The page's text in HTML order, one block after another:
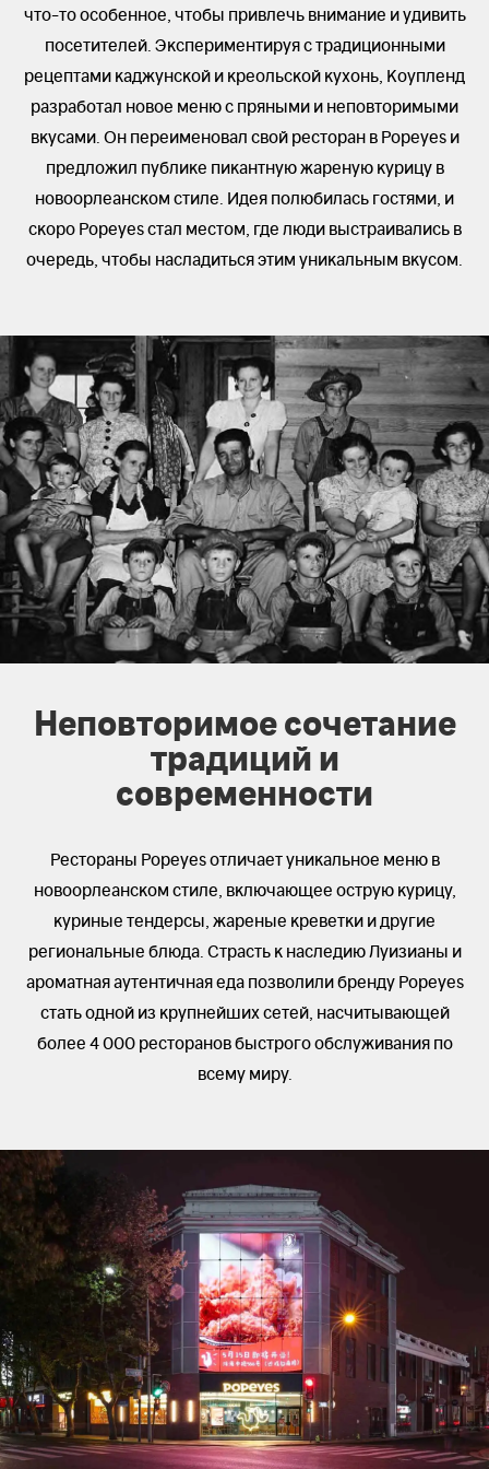
что-то особенное, чтобы привлечь внимание и удивить
посетителей. Экспериментируя с традиционными
рецептами каджунской и креольской кухонь, Коупленд
разработал новое меню с пряными и неповторимыми
вкусами. Он переименовал свой ресторан в Popeyes и
предложил публике пикантную жареную курицу в
новоорлеанском стиле. Идея полюбилась гостями, и
скоро Popeyes стал местом, где люди выстраивались в
очередь, чтобы насладиться этим уникальным вкусом.
Неповторимое сочетание
традиций и
современности
Рестораны Popeyes отличает уникальное меню в
новоорлеанском стиле, включающее острую курицу,
куриные тендерсы, жареные креветки и другие
региональные блюда. Страсть к наследию Луизианы и
ароматная аутентичная еда позволили бренду Popeyes
стать одной из крупнейших сетей, насчитывающей
более 4 000 ресторанов быстрого обслуживания по
всему миру.